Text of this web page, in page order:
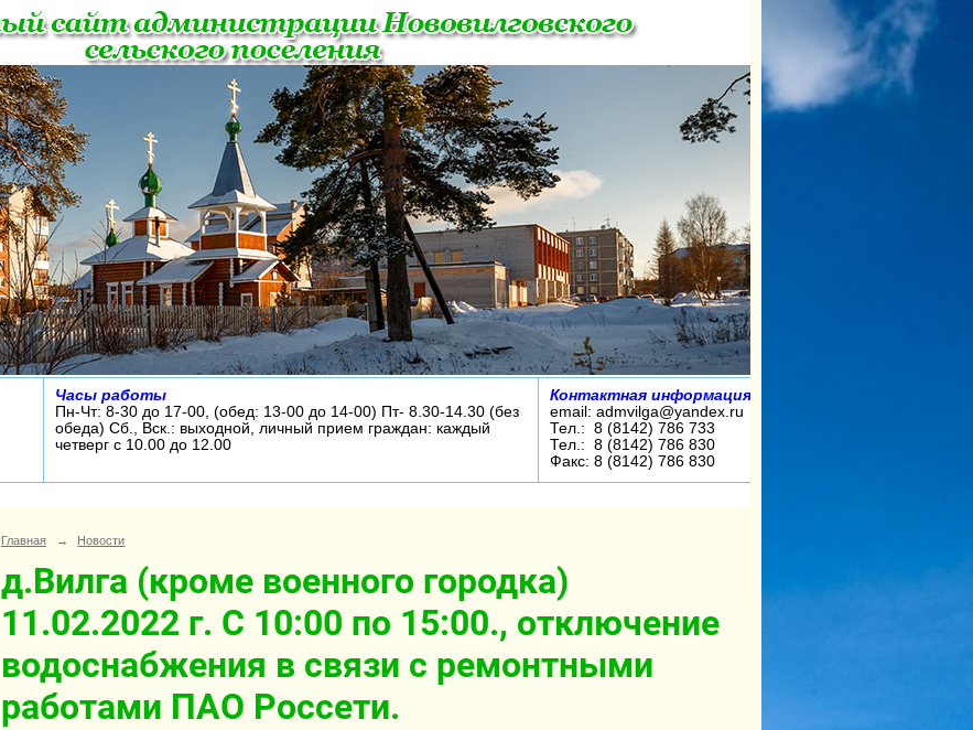
Часы работы
Пн-Чт: 8-30 до 17-00, (обед: 13-00 до 14-00) Пт- 8.30-14.30 (без
обеда) Сб., Вск.: выходной, личный прием граждан: каждый
четверг с 10.00 до 12.00
Контактная информация:
email: admvilga@yandex.ru
Тел.: 8 (8142) 786 733
Тел.: 8 (8142) 786 830
Факс: 8 (8142) 786 830
Главная → Новости
д.Вилга (кроме военного городка)
11.02.2022 г. С 10:00 по 15:00., отключение
водоснабжения в связи с ремонтными
работами ПАО Россети.